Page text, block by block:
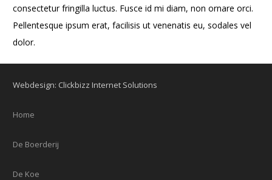
consectetur fringilla luctus. Fusce id mi diam, non ornare orci.
Pellentesque ipsum erat, facilisis ut venenatis eu, sodales vel
dolor.
Webdesign: Clickbizz Internet Solutions
Home
De Boerderij
De Koe